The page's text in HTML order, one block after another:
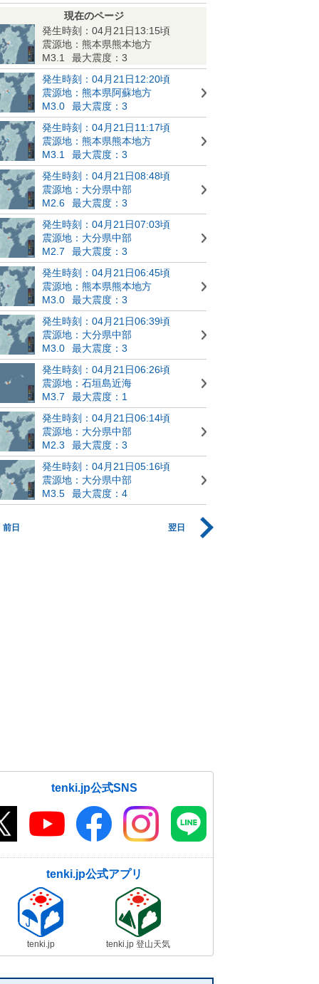
現在のページ
発生時刻：04月21日13:15頃
震源地：熊本県熊本地方
M3.1
最大震度：3
発生時刻：04月21日12:20頃
震源地：熊本県阿蘇地方
M3.0
最大震度：3
発生時刻：04月21日11:17頃
震源地：熊本県熊本地方
M3.1
最大震度：3
発生時刻：04月21日08:48頃
震源地：大分県中部
M2.6
最大震度：3
発生時刻：04月21日07:03頃
震源地：大分県中部
M2.7
最大震度：3
発生時刻：04月21日06:45頃
震源地：熊本県熊本地方
M3.0
最大震度：3
発生時刻：04月21日06:39頃
震源地：大分県中部
M3.0
最大震度：3
発生時刻：04月21日06:26頃
震源地：石垣島近海
M3.7
最大震度：1
発生時刻：04月21日06:14頃
震源地：大分県中部
M2.3
最大震度：3
発生時刻：04月21日05:16頃
震源地：大分県中部
M3.5
最大震度：4
前日 翌日
tenki.jp公式SNS
tenki.jp公式アプリ
tenki.jp tenki.jp 登山天気